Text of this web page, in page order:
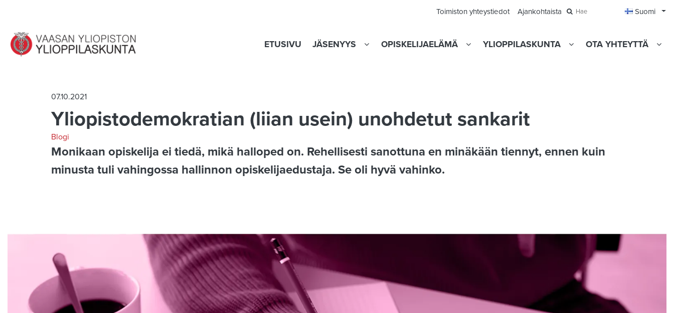
Toimiston yhteystiedot Ajankohtaista Hae Suomi
ETUSIVU JÄSENYYS OPISKELIJAELÄMÄ YLIOPPILASKUNTA OTA YHTEYTTÄ
07.10.2021
Yliopistodemokratian (liian usein) unohdetut sankarit
Blogi
Monikaan opiskelija ei tiedä, mikä halloped on. Rehellisesti sanottuna en minäkään tiennyt, ennen kuin
minusta tuli vahingossa hallinnon opiskelijaedustaja. Se oli hyvä vahinko.